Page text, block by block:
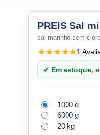
PREIS Sal
sal marinho sem
1
✔ Em estoque,
1000 g
6000 g
20 kg